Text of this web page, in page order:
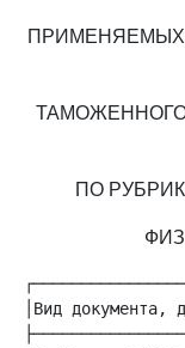
ПРИМЕНЯЕМЫХ
ПО
│Вид